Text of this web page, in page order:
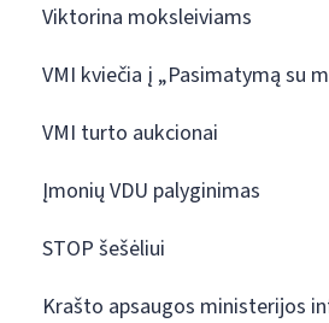
Viktorina moksleiviams
VMI kviečia į „Pasimatymą su
VMI turto aukcionai
Įmonių VDU palyginimas
STOP šešėliui
Krašto apsaugos ministerijos